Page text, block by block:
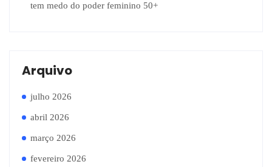
tem medo do poder feminino 50+
Arquivo
julho 2026
abril 2026
março 2026
fevereiro 2026